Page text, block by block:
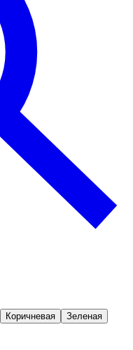
Коричневая Зеленая